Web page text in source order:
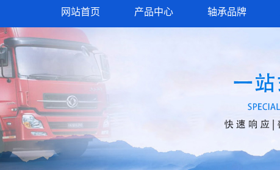
网站首页 产品中心 轴承品牌